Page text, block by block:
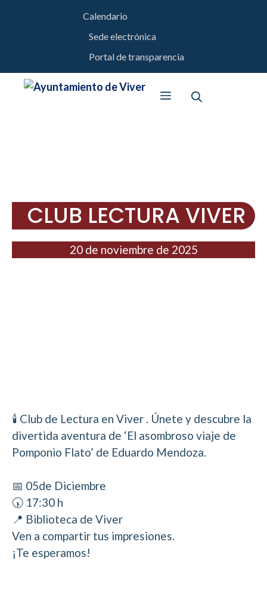
Calendario
Sede electrónica
Portal de transparencia
Menú
CLUB LECTURA VIVER
20 de noviembre de 2025
🕯️ Club de Lectura en Viver . Únete y descubre la
divertida aventura de ‘El asombroso viaje de
Pomponio Flato’ de Eduardo Mendoza.
📅 05de Diciembre
🕠 17:30 h
📍 Biblioteca de Viver
Ven a compartir tus impresiones.
¡Te esperamos!